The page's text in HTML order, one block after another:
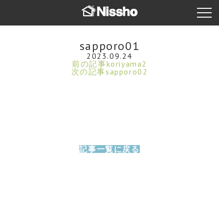
sapporo01
2023.09.24
前の記事koriyama2
次の記事sapporo02
記事一覧に戻る